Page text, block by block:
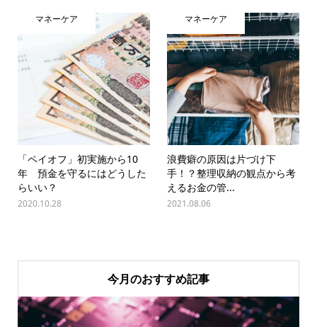
マネーケア
「ペイオフ」初実施から10
年 預金を守るにはどうした
らいい？
2020.10.28
マネーケア
浪費癖の原因は片づけ下
手！？整理収納の観点から考
えるお金の管...
2021.08.06
今月のおすすめ記事